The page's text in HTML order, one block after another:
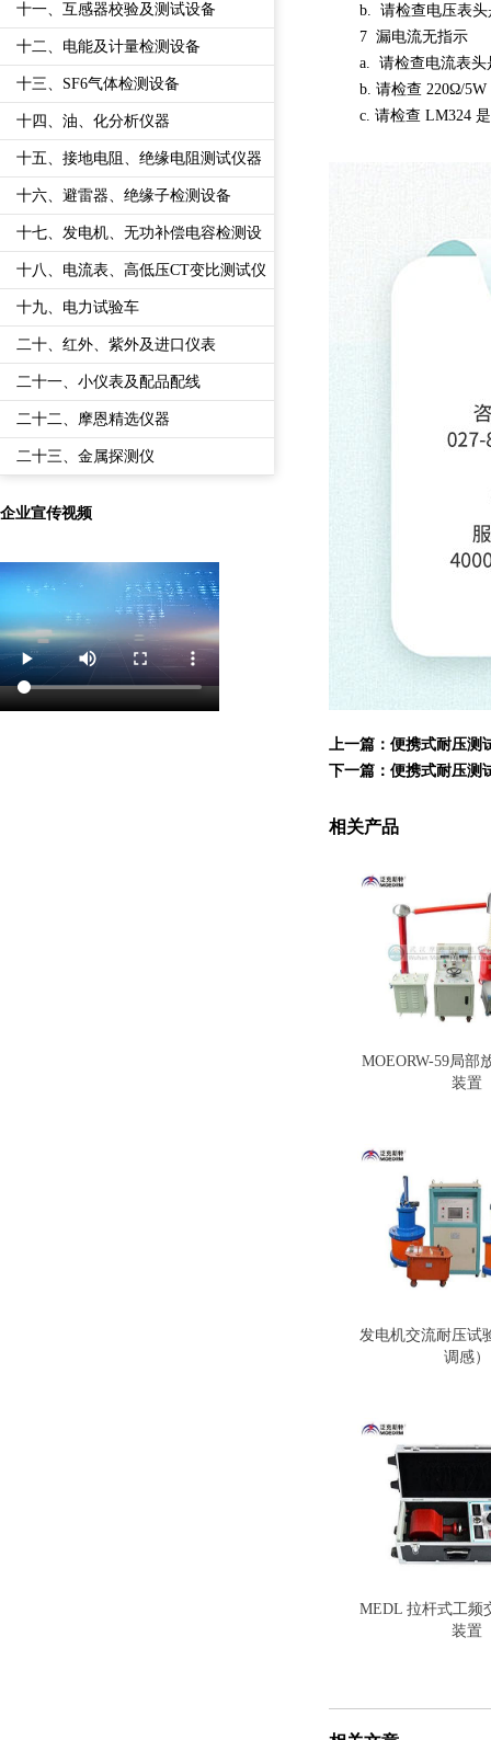
十一、互感器校验及测试设备
十二、电能及计量检测设备
十三、SF6气体检测设备
十四、油、化分析仪器
十五、接地电阻、绝缘电阻测试仪器
十六、避雷器、绝缘子检测设备
十七、发电机、无功补偿电容检测设
十八、电流表、高低压CT变比测试仪
十九、电力试验车
二十、红外、紫外及进口仪表
二十一、小仪表及配品配线
二十二、摩恩精选仪器
二十三、金属探测仪
企业宣传视频
b. 请检查电压表头
7 漏电流无指示
a. 请检查电流表头
b. 请检查 220Ω/
c. 请检查 LM324
上一篇： 便携式耐压测
下一篇： 便携式耐压测
相关产品
MOEORW-59局部
装置
发电机交流耐压试
调感）
MEDL 拉杆式工频
装置